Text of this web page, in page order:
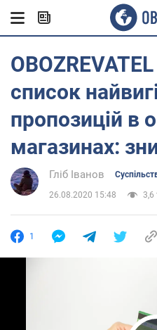
список
пропозицій в
магазинах:
Гліб Іванов
26.08.2020 15:48 3,6
1